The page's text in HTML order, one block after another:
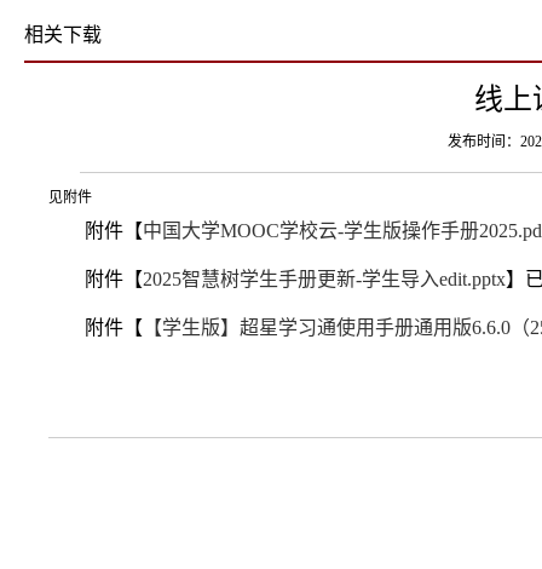
相关下载
线上
发布时间：
见附件
附件【中国大学MOOC学校云-学生版操作手册
附件【2025智慧树学生手册更新-学生导入edit.pptx】
附件【 【学生版】超星学习通使用手册通用版6.6.0（